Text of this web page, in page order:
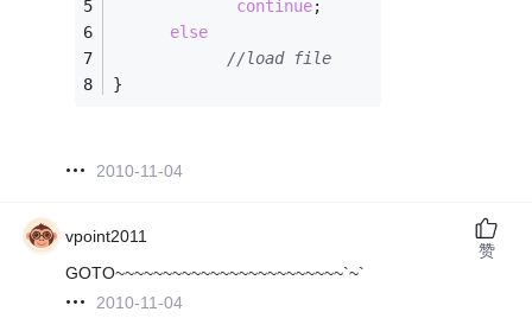
continue;
else
//load file
}
2010-11-04
vpoint2011
GOTO~~~~~~~~~~~~~~~~~~~~~~~~`~`
2010-11-04
赞